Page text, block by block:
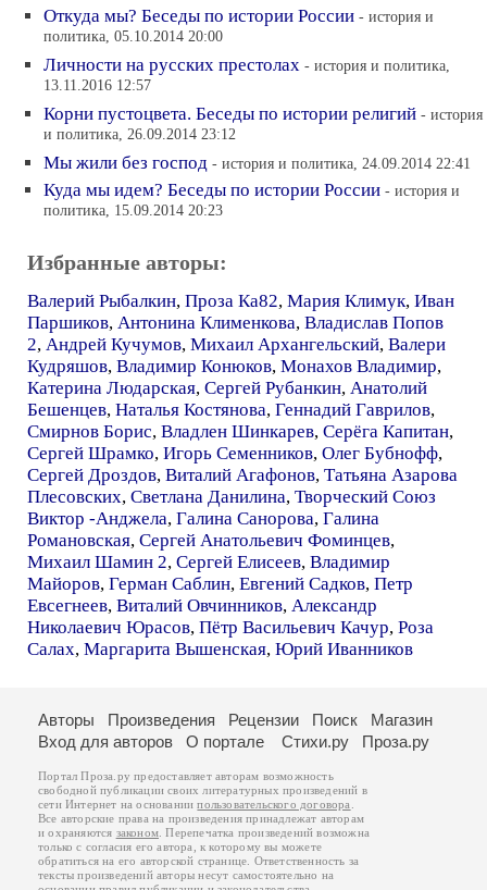
Откуда мы? Беседы по истории России - история и
политика, 05.10.2014 20:00
Личности на русских престолах - история и политика,
13.11.2016 12:57
Корни пустоцвета. Беседы по истории религий - история
и политика, 26.09.2014 23:12
Мы жили без господ - история и политика, 24.09.2014 22:41
Куда мы идем? Беседы по истории России - история и
политика, 15.09.2014 20:23
Избранные авторы:
Валерий Рыбалкин, Проза Ка82, Мария Климук, Иван
Паршиков, Антонина Клименкова, Владислав Попов
2, Андрей Кучумов, Михаил Архангельский, Валери
Кудряшов, Владимир Конюков, Монахов Владимир,
Катерина Людарская, Сергей Рубанкин, Анатолий
Бешенцев, Наталья Костянова, Геннадий Гаврилов,
Смирнов Борис, Владлен Шинкарев, Серёга Капитан,
Сергей Шрамко, Игорь Семенников, Олег Бубнофф,
Сергей Дроздов, Виталий Агафонов, Татьяна Азарова
Плесовских, Светлана Данилина, Творческий Союз
Виктор -Анджела, Галина Санорова, Галина
Романовская, Сергей Анатольевич Фоминцев,
Михаил Шамин 2, Сергей Елисеев, Владимир
Майоров, Герман Саблин, Евгений Садков, Петр
Евсегнеев, Виталий Овчинников, Александр
Николаевич Юрасов, Пётр Васильевич Качур, Роза
Салах, Маргарита Вышенская, Юрий Иванников
Авторы Произведения Рецензии Поиск
Магазин
Вход для авторов
О портале Стихи.ру Проза.ру
Портал Проза.ру предоставляет авторам возможность
свободной публикации своих литературных произведений в
сети Интернет на основаниипользовательского договора
Все авторские права на произведения принадлежат авторам
и охраняются законом . Перепечатка произведений возможна
только с согласия его автора, к которому вы можете
обратиться на его авторской странице. Ответственность за
тексты произведений авторы несут самостоятельно на